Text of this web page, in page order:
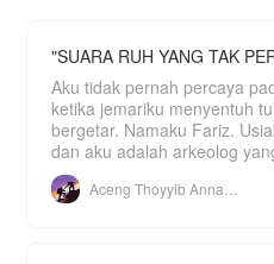
"SUARA RUH YANG TAK
Aku tidak pernah percaya
ketika jemariku menyentuh
bergetar. Namaku Fariz. Usiaku tiga puluh lima tahun,
dan aku adalah arkeolog